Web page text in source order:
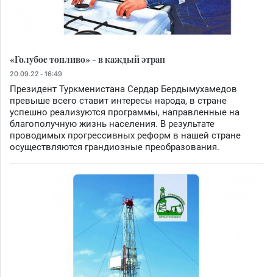
«Голубое топливо» - в каждый этрап
20.09.22 - 16:49
Президент Туркменистана Сердар Бердымухамедов
превыше всего ставит интересы народа, в стране
успешно реализуются программы, направленные на
благополучную жизнь населения. В результате
проводимых прогрессивных реформ в нашей стране
осуществляются грандиозные преобразования.